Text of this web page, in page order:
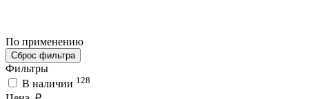
По применению
Сброс фильтра
Фильтры
В наличии 128